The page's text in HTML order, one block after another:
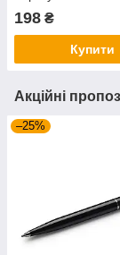
198 ₴
Купити
Акційні
–25%